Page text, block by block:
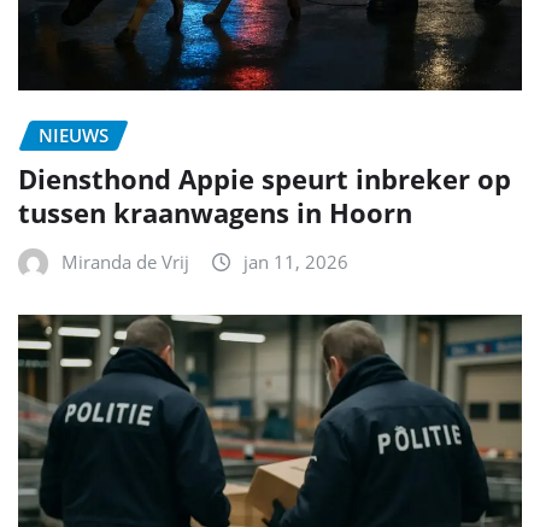
NIEUWS
Diensthond Appie speurt inbreker op
tussen kraanwagens in Hoorn
Miranda de Vrij jan 11, 2026